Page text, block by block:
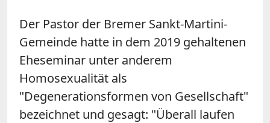
Der Pastor der Bremer Sankt-Martini-
Gemeinde hatte in dem 2019 gehaltenen
Eheseminar unter anderem
Homosexualität als
"Degenerationsformen von Gesellschaft"
bezeichnet und gesagt: "Überall laufen